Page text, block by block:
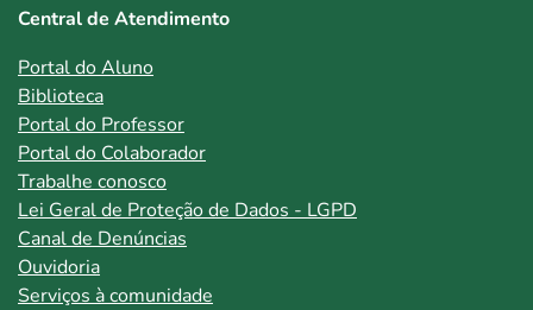
Central de Atendimento
Portal do Aluno
Biblioteca
Portal do Professor
Portal do Colaborador
Trabalhe conosco
Lei Geral de Proteção de Dados - LGPD
Canal de Denúncias
Ouvidoria
Serviços à comunidade